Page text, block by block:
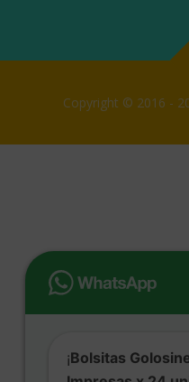
Copyright © 2016 -
¡Bolsitas